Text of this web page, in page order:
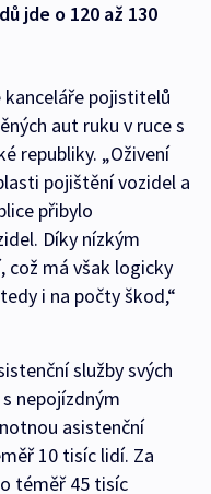
jde o 120 až 130
kanceláře pojistitelů
aut ruku v ruce s
republiky. „Oživení
pojištění vozidel a
přibylo
Díky nízkým
což má však logicky
i na počty škod,“
služby svých
nepojízdným
asistenční
10 tisíc lidí. Za
téměř 45 tisíc